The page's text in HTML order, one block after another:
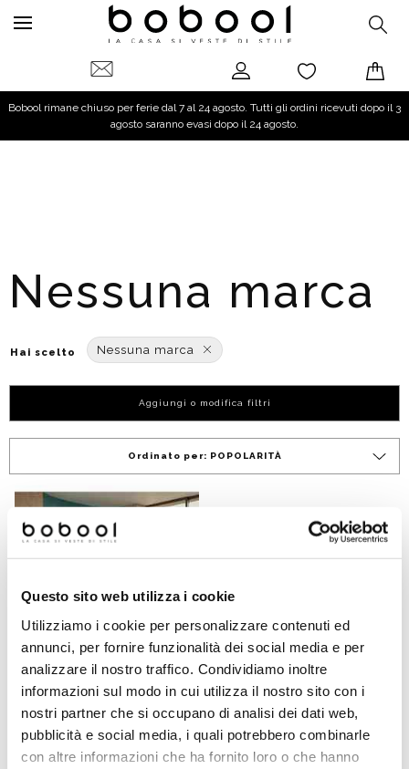
Questo sito web utilizza i cookie
Utilizziamo i cookie per personalizzare contenuti ed
annunci, per fornire funzionalità dei social media e per
analizzare il nostro traffico. Condividiamo inoltre
informazioni sul modo in cui utilizza il nostro sito con i
nostri partner che si occupano di analisi dei dati web,
pubblicità e social media, i quali potrebbero combinarle
con altre informazioni che ha fornito loro o che hanno
Bobool rimane chiuso per ferie dal 7 al 24 agosto. Tutti gli ordini ricevuti dopo il 3
agosto saranno evasi dopo il 24 agosto.
Nessuna marca
Hai scelto Nessuna marca
Aggiungi o modifica filtri
Ordinato per: POPOLARITÀ
Mosaico Vetroso 32,5x32,5
cm Azzurro GA 11, Tessere
1,5x1,5 cm - Ermes